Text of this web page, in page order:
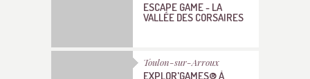
ESCAPE GAME - LA
VALLÉE DES CORSAIRES
Toulon-sur-Arroux
EXPLOR'GAMES® À